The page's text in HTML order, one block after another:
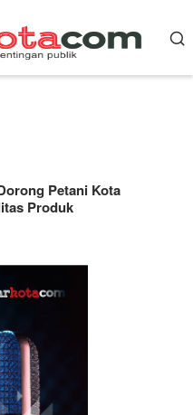
Petani Kota
Produk